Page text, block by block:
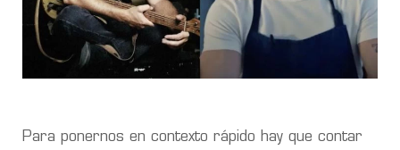
Para ponernos en contexto rápido hay que contar